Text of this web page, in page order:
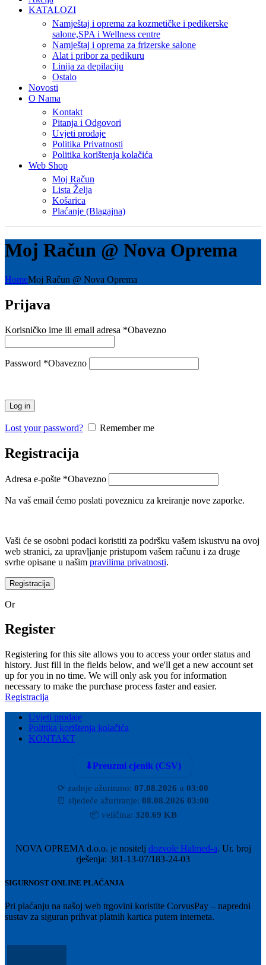
KATALOZI
Namještaj i oprema za kozmetičke i pedikerske
salone,SPA i Wellness centre
Namještaj i oprema za frizerske salone
Alat i pribor za pedikuru
Linija za depilaciju
Ostalo
Novosti
O Nama
Kontakt
Pitanja i Odgovori
Uvjeti prodaje
Politika Privatnosti
Politika korištenja kolačića
Web Shop
Moj Račun
Lista Želja
Košarica
Plaćanje (Blagajna)
Moj Račun @ Nova Oprema
HomeMoj Račun @ Nova Oprema
Prijava
Korisničko ime ili email adresa *Obavezno
Password *Obavezno
Log in
Lost your password? Remember me
Registracija
Adresa e-pošte *Obavezno
Na vaš email ćemo poslati poveznicu za kreiranje nove zaporke.
Vaši će se osobni podaci koristiti za podršku vašem iskustvu na ovoj
web stranici, za upravljanje pristupom vašem računu i za druge
svrhe opisane u našim pravilima privatnosti.
Registracija
Or
Register
Registering for this site allows you to access your order status and
history. Just fill in the fields below, and we'll get a new account set
up for you in no time. We will only ask you for information
necessary to make the purchase process faster and easier.
Registracija
Uvjeti prodaje
Politika korištenja kolačića
KONTAKT
⬇Preuzmi cjenik (CSV)
⟳ zadnje ažurirano: 07.08.2026 u 03:00
⏰ sljedeće ažuriranje: 08.08.2026 03:00
📦veličina: 320.69 KB
NOVA OPREMA d.o.o. je nositelj dozvole Halmed-a. Ur. broj
rješenja: 381-13-07/183-24-03
SIGURNOST ONLINE PLAĆANJA
Pri plaćanju na našoj web trgovini koristite CorvusPay – napredni
sustav za siguran prihvat platnih kartica putem interneta.